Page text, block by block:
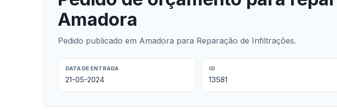
Amadora
Pedido publicado em Amadora para Reparação de Infiltrações.
DATA DE ENTRADA
21-05-2024
ID
13581